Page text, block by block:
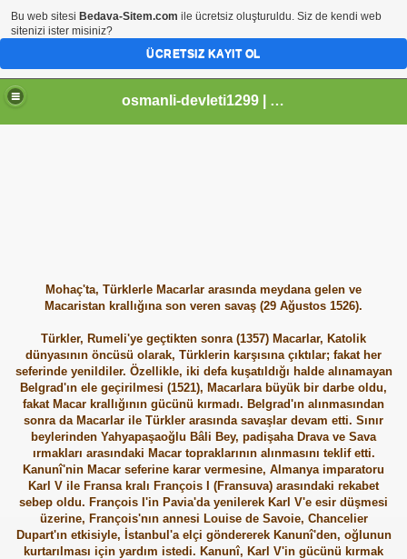
osmanli-devleti1299 | Osmanli Devleti | osmanli padisahlari | osmanli vezirleri | Osmanli Ansiklopedi Bilgileri
Mohaç'ta, Türklerle Macarlar arasında meydana gelen ve
Macaristan krallığına son veren savaş (29 Ağustos 1526).
Türkler, Rumeli'ye geçtikten sonra (1357) Macarlar, Katolik
dünyasının öncüsü olarak, Türklerin karşısına çıktılar; fakat her
seferinde yenildiler. Özellikle, iki defa kuşatıldığı halde alınamayan
Belgrad'ın ele geçirilmesi (1521), Macarlara büyük bir darbe oldu,
fakat Macar krallığının gücünü kırmadı. Belgrad'ın alınmasından
sonra da Macarlar ile Türkler arasında savaşlar devam etti. Sınır
beylerinden Yahyapaşaoğlu Bâli Bey, padişaha Drava ve Sava
ırmakları arasındaki Macar topraklarının alınmasını teklif etti.
Kanunî'nin Macar seferine karar vermesine, Almanya imparatoru
Karl V ile Fransa kralı François I (Fransuva) arasındaki rekabet
sebep oldu. François I'in Pavia'da yenilerek Karl V'e esir düşmesi
üzerine, François'nın annesi Louise de Savoie, Chancelier
Dupart'ın etkisiyle, İstanbul'a elçi göndererek Kanunî'den, oğlunun
kurtarılması için yardım istedi. Kanunî, Karl V'in gücünü kırmak
Bu web sitesi Bedava-Sitem.com ile ücretsiz oluşturuldu. Siz de kendi web
sitenizi ister misiniz?
ÜCRETSIZ KAYIT OL